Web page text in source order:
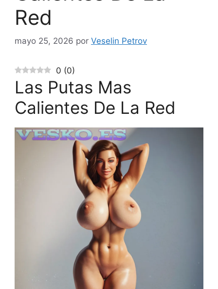
Red
mayo 25, 2026 por Veselin Petrov
0 (0)
Las Putas Mas
Calientes De La Red